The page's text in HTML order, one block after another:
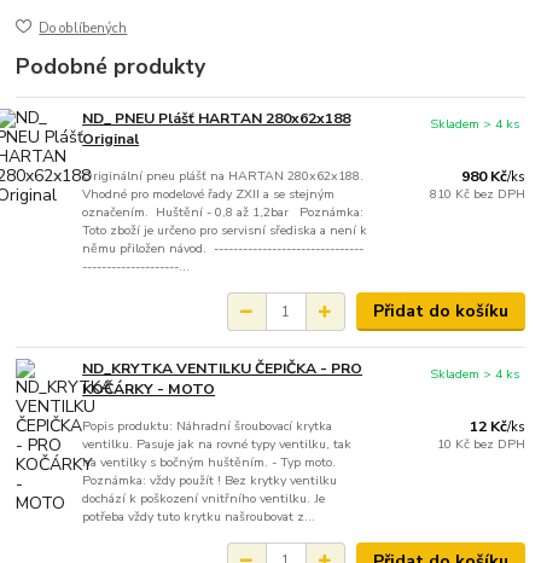
Do oblíbených
Podobné produkty
ND_ PNEU Plášť HARTAN 280x62x188
Original
Originální pneu plášť na HARTAN 280x62x188.
Vhodné pro modelové řady ZXII a se stejným
označením. Huštění - 0,8 až 1,2bar Poznámka:
Toto zboží je určeno pro servisní sřediska a není k
němu přiložen návod. -------------------------------
--------------------...
980 Kč/ks
810 Kč bez DPH
Skladem > 4 ks
Přidat do košíku
ND_KRYTKA VENTILKU ČEPIČKA - PRO
KOČÁRKY - MOTO
Popis produktu: Náhradní šroubovací krytka
ventilku. Pasuje jak na rovné typy ventilku, tak
na ventilky s bočným huštěním. - Typ moto.
Poznámka: vždy použít ! Bez krytky ventilku
dochází k poškození vnitřního ventilku. Je
potřeba vždy tuto krytku našroubovat z...
12 Kč/ks
10 Kč bez DPH
Skladem > 4 ks